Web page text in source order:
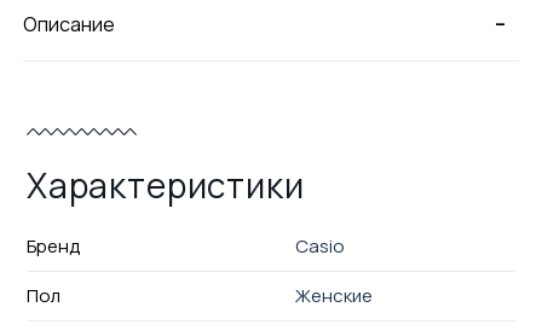
-
Описание
Характеристики
Бренд
Casio
Пол
Женские